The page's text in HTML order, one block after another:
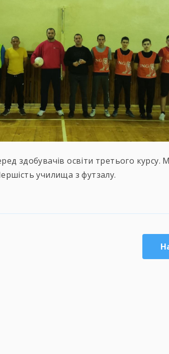
здобувачів освіти третього курсу.
училища з футзалу.